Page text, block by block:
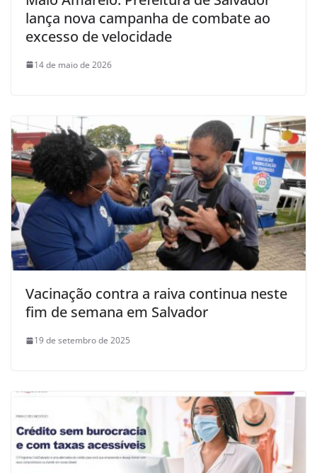
lança nova campanha de combate ao
excesso de velocidade
14 de maio de 2026
Vacinação contra a raiva continua neste
fim de semana em Salvador
19 de setembro de 2025